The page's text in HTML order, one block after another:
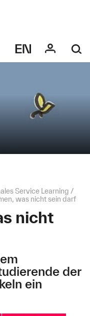
Service Learning
was nicht sein darf
nicht
der
ein